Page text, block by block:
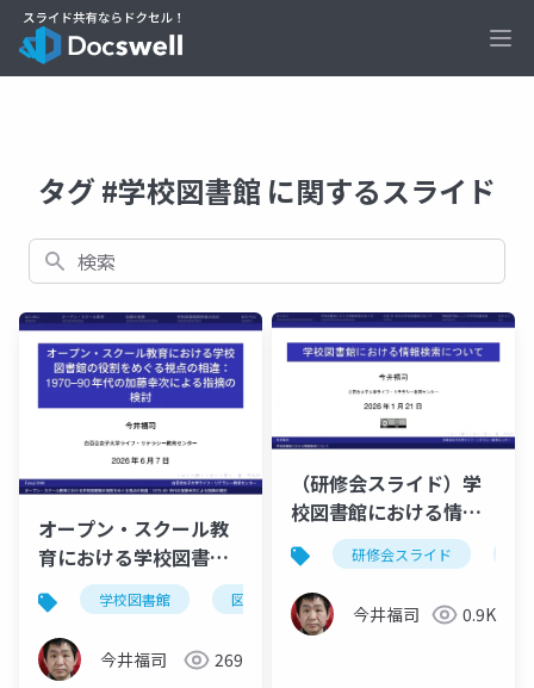
タグ #学校図書館 に関するスライド
検索
オープン・スクール教
育における学校図書館
の役割をめぐる視点の
相違: 1970-90年代の加
藤幸次による指摘の検
討
学校図書館 図書館史 オープン・スクール教育
今井福司 269
（研修会スライド）学
校図書館における情報
検索について
研修会スライド
今井福司 0.9K